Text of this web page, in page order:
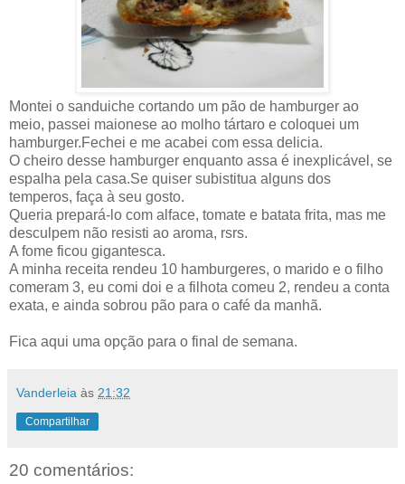
Montei o sanduiche cortando um pão de hamburger ao
meio, passei maionese ao molho tártaro e coloquei um
hamburger.Fechei e me acabei com essa delicia.
O cheiro desse hamburger enquanto assa é inexplicável, se
espalha pela casa.Se quiser subistitua alguns dos
temperos, faça à seu gosto.
Queria prepará-lo com alface, tomate e batata frita, mas me
desculpem não resisti ao aroma, rsrs.
A fome ficou gigantesca.
A minha receita rendeu 10 hamburgeres, o marido e o filho
comeram 3, eu comi doi e a filhota comeu 2, rendeu a conta
exata, e ainda sobrou pão para o café da manhã.
Fica aqui uma opção para o final de semana.
Vanderleia às 21:32
Compartilhar
20 comentários: